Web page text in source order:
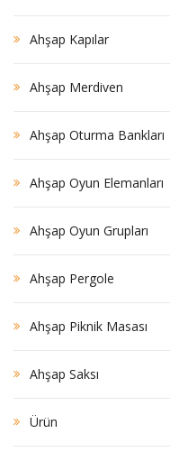
Ahşap Kapılar
Ahşap Merdiven
Ahşap Oturma Bankları
Ahşap Oyun Elemanları
Ahşap Oyun Grupları
Ahşap Pergole
Ahşap Piknik Masası
Ahşap Saksı
Ürün